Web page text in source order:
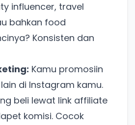
influencer, travel
bahkan food
Konsisten dan
Kamu promosiin
di Instagram kamu.
beli lewat link affiliate
komisi. Cocok